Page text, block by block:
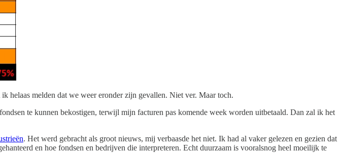
helaas melden dat we weer eronder zijn gevallen. Niet ver. Maar toch.
te kunnen bekostigen, terwijl mijn facturen pas komende week worden uitbetaald. Dan zal ik het
. Het werd gebracht als groot nieuws, mij verbaasde het niet. Ik had al vaker gelezen en gezien dat
en hoe fondsen en bedrijven die interpreteren. Echt duurzaam is vooralsnog heel moeilijk te